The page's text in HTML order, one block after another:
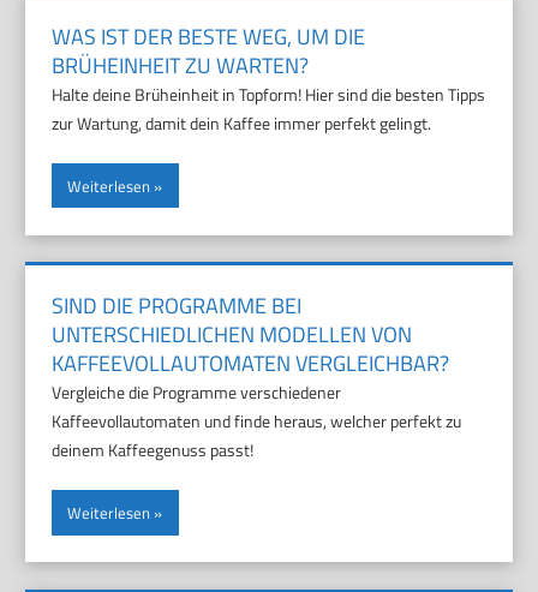
WAS IST DER BESTE WEG, UM DIE
BRÜHEINHEIT ZU WARTEN?
Halte deine Brüheinheit in Topform! Hier sind die besten Tipps
zur Wartung, damit dein Kaffee immer perfekt gelingt.
Weiterlesen
SIND DIE PROGRAMME BEI
UNTERSCHIEDLICHEN MODELLEN VON
KAFFEEVOLLAUTOMATEN VERGLEICHBAR?
Vergleiche die Programme verschiedener
Kaffeevollautomaten und finde heraus, welcher perfekt zu
deinem Kaffeegenuss passt!
Weiterlesen